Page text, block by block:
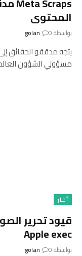
المحتوى
بواسطة golan 0
يتجه مدققو الحقائق
مسؤولي الشؤون
أخبار
Apple exec
بواسطة golan 0